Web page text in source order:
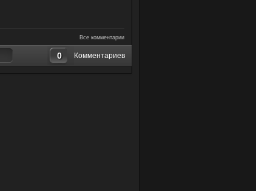
Все комментарии
0 Комментариев